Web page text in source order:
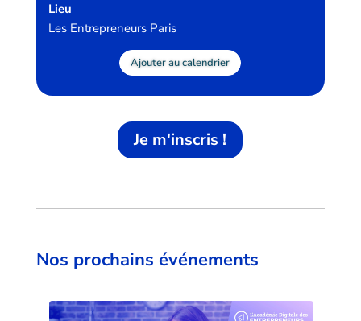
Lieu
Les Entrepreneurs Paris
Ajouter au calendrier
Je m'inscris !
Nos prochains événements